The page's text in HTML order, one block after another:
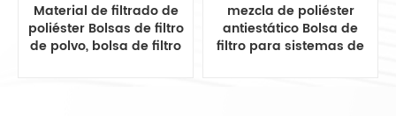
Material de filtrado de
poliéster Bolsas de filtro
de polvo, bolsa de filtro
mezcla de poliéster
antiestático Bolsa de
filtro para sistemas de